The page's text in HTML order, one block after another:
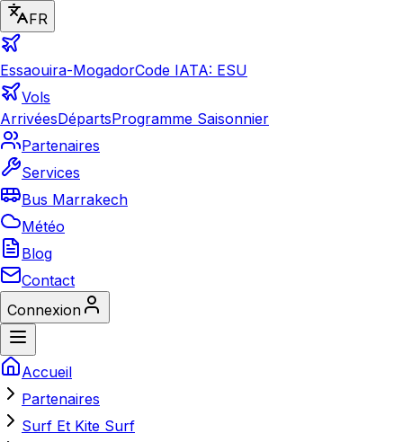
FR
Essaouira-MogadorCode IATA: ESU
Vols
ArrivéesDépartsProgramme Saisonnier
Partenaires
Services
Bus Marrakech
Météo
Blog
Contact
Connexion
Accueil
Partenaires
Surf Et Kite Surf